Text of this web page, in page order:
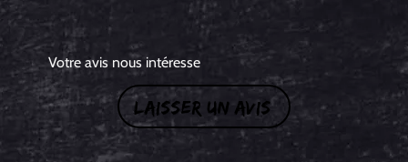
Votre avis nous intéresse
LAISSER UN AVIS